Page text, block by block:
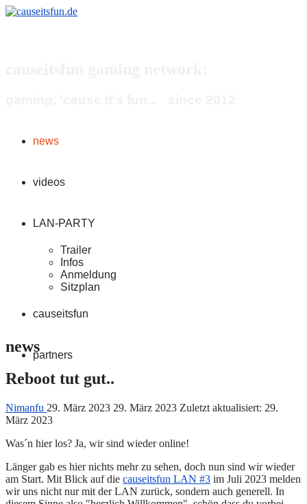
news
videos
LAN-PARTY
Trailer
Infos
Anmeldung
Sitzplan
causeitsfun
partners
news
Reboot tut gut..
Nimanfu 29. März 2023 29. März 2023 Zuletzt aktualisiert: 29.
März 2023
Was´n hier los? Ja, wir sind wieder online!
Länger gab es hier nichts mehr zu sehen, doch nun sind wir wieder
am Start. Mit Blick auf die causeitsfun LAN #3 im Juli 2023 melden
wir uns nicht nur mit der LAN zurück, sondern auch generell. In